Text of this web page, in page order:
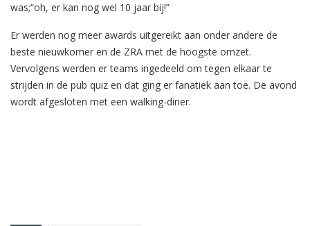
was;“oh, er kan nog wel 10 jaar bij!”
Er werden nog meer awards uitgereikt aan onder andere de
beste nieuwkomer en de ZRA met de hoogste omzet.
Vervolgens werden er teams ingedeeld om tegen elkaar te
strijden in de pub quiz en dat ging er fanatiek aan toe. De avond
wordt afgesloten met een walking-diner.